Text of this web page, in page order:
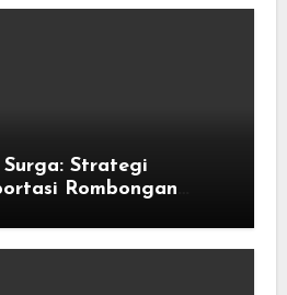
Surga: Strategi
Rombongan